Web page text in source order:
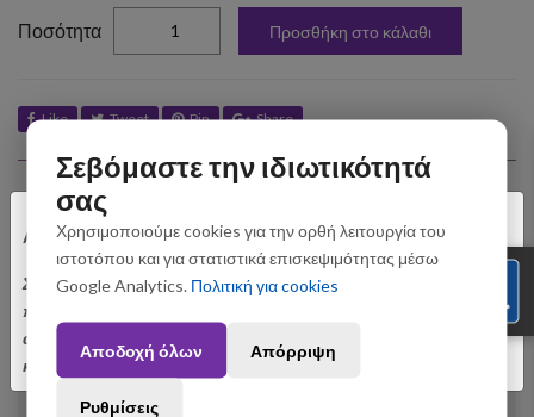
Αγαπητοί Πελάτες
Σας ενημερώνουμε ότι οι παραγγελίες που θα
πραγματοποιηθούν από 3 έως 31 Αυγούστου ενδέχεται να
αποσταλούν με σχετική καθυστέρηση. Ευχαριστούμε για την
κατανόηση.
Ποσότητα Προσθήκη στο κάλαθι
Like Tweet Pin Share
Σχετικά Προϊόντα
Σεβόμαστε την ιδιωτικότητά
σας
Χρησιμοποιούμε cookies για την ορθή λειτουργία του
ιστοτόπου και για στατιστικά επισκεψιμότητας μέσω
Google Analytics. Πολιτική για cookies
Αποδοχή όλων Απόρριψη
Ρυθμίσεις